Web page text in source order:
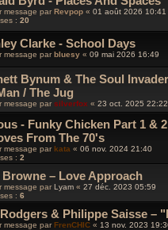
message par Revpop « 01 août 2026 10:41
: 20
Clarke - School Days
message parbluesy « 09 mai 2026 16:49
Bynum & The Soul
/ The Jug
message par silverfox « 23 oct. 2025 22:22
‎- Funky Chicken Part 1 &
From The 70's
message par kata « 06 nov. 2024 21:40
: 2
Browne – Love Approach
message par Lyam « 27 déc. 2023 05:59
: 6
& Philippe Saisse –
message parFrenCHIC « 13 nov. 2023